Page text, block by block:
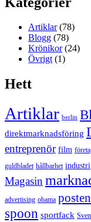
Artiklar(78)
Blogg (78)
Krönikor(24)
Övrigt(1)
Hett
Artiklar berlin
direktmarknadsföring
entreprenör film
guldbladet hållbarhet industri
Magasin
advertising obama posten
spoon sportfack